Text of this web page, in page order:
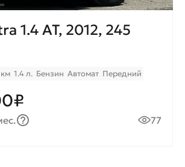
1.4 AT, 2012, 245
1.4 л. Бензин Автомат Передний
77